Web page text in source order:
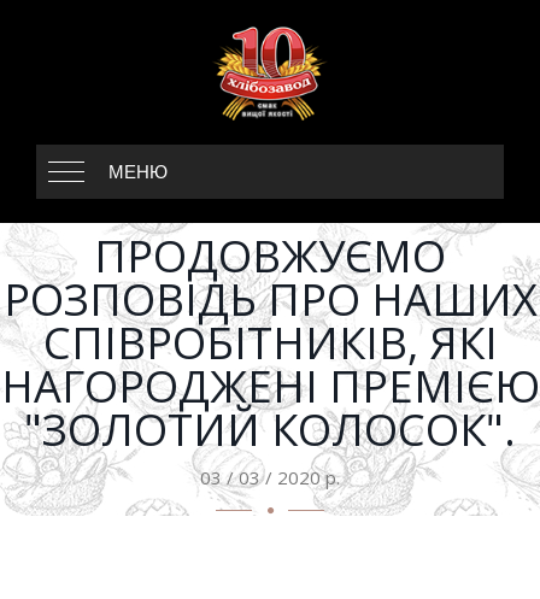
МЕНЮ
ПРОДОВЖУЄМО
РОЗПОВІДЬ ПРО НАШИХ
СПІВРОБІТНИКІВ, ЯКІ
НАГОРОДЖЕНІ ПРЕМІЄЮ
"ЗОЛОТИЙ КОЛОСОК".
03 / 03 / 2020 р.